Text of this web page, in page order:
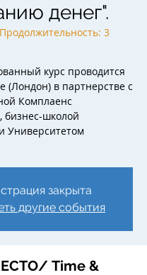
денег".
Продолжительность: 3
курс проводится
(Лондон) в партнерстве с
Комплаенс
бизнес-школой
Университетом
закрыта
другие события
Time &